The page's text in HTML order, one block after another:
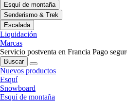
Esquí de montaña
Senderismo & Trek
Escalada
Liquidación
Marcas
Servicio postventa en Francia Pago
Buscar
Nuevos productos
Esquí
Snowboard
Esquí de montaña